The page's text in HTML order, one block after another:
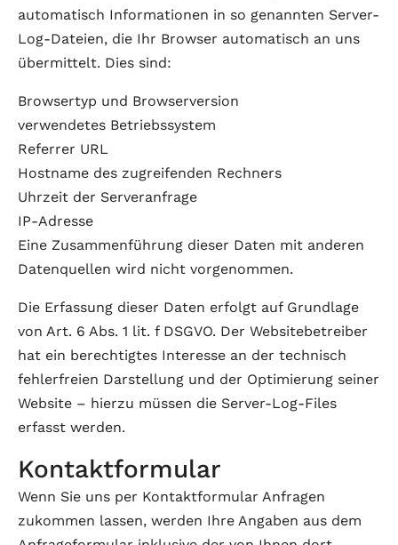
automatisch Informationen in so genannten Server-
Log-Dateien, die Ihr Browser automatisch an uns
übermittelt. Dies sind:
Browsertyp und Browserversion
verwendetes Betriebssystem
Referrer URL
Hostname des zugreifenden Rechners
Uhrzeit der Serveranfrage
IP-Adresse
Eine Zusammenführung dieser Daten mit anderen
Datenquellen wird nicht vorgenommen.
Die Erfassung dieser Daten erfolgt auf Grundlage
von Art. 6 Abs. 1 lit. f DSGVO. Der Websitebetreiber
hat ein berechtigtes Interesse an der technisch
fehlerfreien Darstellung und der Optimierung seiner
Website – hierzu müssen die Server-Log-Files
erfasst werden.
Kontaktformular
Wenn Sie uns per Kontaktformular Anfragen
zukommen lassen, werden Ihre Angaben aus dem